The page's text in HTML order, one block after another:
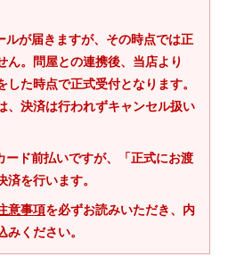
が届きますが、その時点では正
ん。問屋との連携後、当店より
した時点で正式受付となります。
、決済は行われずキャンセル扱い
ド前払いですが、「正式にお渡
を行います。
意事項を必ずお読みいただき、内
ください。